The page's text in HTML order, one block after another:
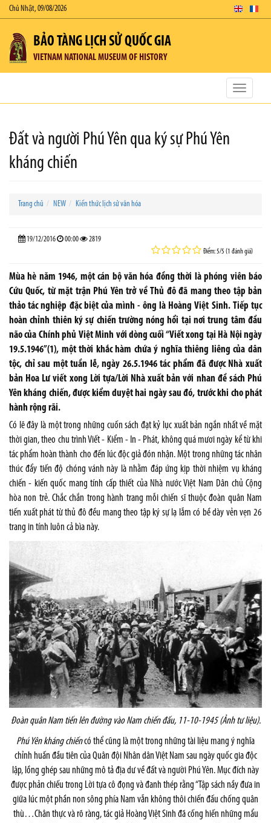
Chủ Nhật, 09/08/2026
BẢO TÀNG LỊCH SỬ QUỐC GIA
VIETNAM NATIONAL MUSEUM OF HISTORY
Toggle
Đất và người Phú Yên qua ký sự Phú Yên
kháng chiến
Trang chủ NEW Kiến thức lịch sử văn hóa
19/12/2016 00:00 2819
Điểm: 5/5 (1 đánh giá)
Mùa hè năm 1946, một cán bộ văn hóa đồng thời là phóng viên báo
Cứu Quốc, từ mặt trận Phú Yên trở về Thủ đô đã mang theo tập bản
thảo tác nghiệp đặc biệt của mình - ông là Hoàng Việt Sinh. Tiếp tục
hoàn chỉnh thiên ký sự chiến trường nóng hổi tại nơi trung tâm đầu
não của Chính phủ Việt Minh với dòng cuối “Viết xong tại Hà Nội ngày
19.5.1946”(1), một thời khắc hàm chứa ý nghĩa thiêng liêng của dân
tộc, chỉ sau một tuần lễ, ngày 26.5.1946 tác phẩm đã được Nhà xuất
bản Hoa Lư viết xong Lời tựa/Lời Nhà xuất bản với nhan đề sách Phú
Yên kháng chiến, được kiểm duyệt hai ngày sau đó, trước khi cho phát
hành rộng rãi.
Có lẽ đây là một trong những cuốn sách đạt kỷ lục xuất bản ngắn nhất về mặt
thời gian, theo chu trình Viết - Kiểm - In - Phát, không quá mươi ngày kể từ khi
tác phẩm hoàn thành cho đến lúc độc giả đón nhận. Một trong những tác nhân
thúc đẩy tiến độ chóng vánh này là nhằm đáp ứng kịp thời nhiệm vụ kháng
chiến - kiến quốc mang tính cấp thiết của Nhà nước Việt Nam Dân chủ Cộng
hòa non trẻ. Chắc chắn trong hành trang mỗi chiến sĩ thuộc đoàn quân Nam
tiến xuất phát từ thủ đô đều mang theo tập ký sự lạ lẫm có bề dày vẻn vẹn 26
trang in tính luôn cả bìa này.
Đoàn quân Nam tiến lên đường vào Nam chiến đấu, 11-10-1945 (Ảnh tư liệu).
Phú Yên kháng chiếncó thể cũng là một trong những tài liệu mang ý nghĩa
chỉnh huấn đầu tiên của Quân đội Nhân dân Việt Nam sau ngày quốc gia độc
lập, lồng ghép sau những mô tả địa dư về đất và người Phú Yên. Mục đích này
được phản chiếu trong Lời tựa cô đọng và đanh thép rằng “Tập sách nầy đưa in
giữa lúc một phần non sông phía Nam vẫn không thôi chiến đấu chống quân
thù…Chân thực và rõ ràng, tác giả Hoàng Việt Sinh đã cống hiến những mẩu